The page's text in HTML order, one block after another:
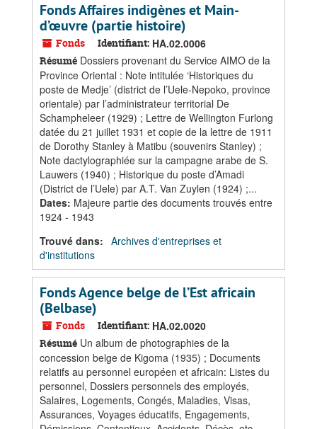
Fonds Affaires indigènes et Main-
d’œuvre (partie histoire)
Fonds Identifiant: HA.02.0006
Résumé Dossiers provenant du Service AIMO de la
Province Oriental : Note intitulée ‘Historiques du
poste de Medje’ (district de l’Uele-Nepoko, province
orientale) par l’administrateur territorial De
Schampheleer (1929) ; Lettre de Wellington Furlong
datée du 21 juillet 1931 et copie de la lettre de 1911
de Dorothy Stanley à Matibu (souvenirs Stanley) ;
Note dactylographiée sur la campagne arabe de S.
Lauwers (1940) ; Historique du poste d’Amadi
(District de l’Uele) par A.T. Van Zuylen (1924) ;...
Dates: Majeure partie des documents trouvés entre
1924 - 1943
Trouvé dans: Archives d'entreprises et
d'institutions
Fonds Agence belge de l’Est africain
(Belbase)
Fonds Identifiant: HA.02.0020
Résumé Un album de photographies de la
concession belge de Kigoma (1935) ; Documents
relatifs au personnel européen et africain: Listes du
personnel, Dossiers personnels des employés,
Salaires, Logements, Congés, Maladies, Visas,
Assurances, Voyages éducatifs, Engagements,